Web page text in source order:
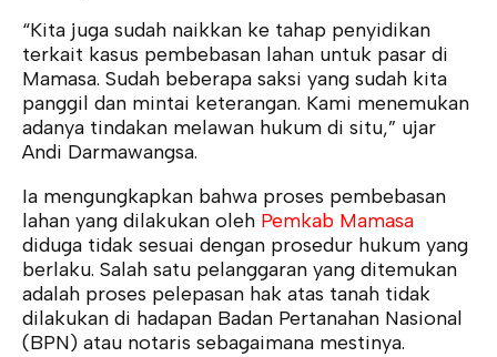
“Kita juga sudah naikkan ke tahap penyidikan
terkait kasus pembebasan lahan untuk pasar di
Mamasa. Sudah beberapa saksi yang sudah kita
panggil dan mintai keterangan. Kami menemukan
adanya tindakan melawan hukum di situ,” ujar
Andi Darmawangsa.
Ia mengungkapkan bahwa proses pembebasan
lahan yang dilakukan oleh Pemkab Mamasa
diduga tidak sesuai dengan prosedur hukum yang
berlaku. Salah satu pelanggaran yang ditemukan
adalah proses pelepasan hak atas tanah tidak
dilakukan di hadapan Badan Pertanahan Nasional
(BPN) atau notaris sebagaimana mestinya.